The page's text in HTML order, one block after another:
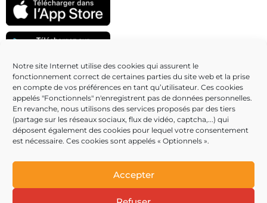
Notre site Internet utilise des cookies qui assurent le
fonctionnement correct de certaines parties du site web et la prise
en compte de vos préférences en tant qu’utilisateur. Ces cookies
appelés "Fonctionnels" n'enregistrent pas de données personnelles.
En revanche, nous utilisons des services proposés par des tiers
(partage sur les réseaux sociaux, flux de vidéo, captcha,...) qui
déposent également des cookies pour lequel votre consentement
est nécessaire. Ces cookies sont appelés « Optionnels ».
Accepter
Partenaires